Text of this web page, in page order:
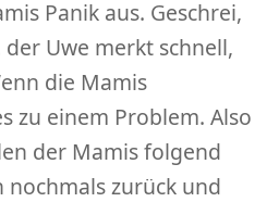
Panik aus. Geschrei,
der Uwe merkt schnell,
die Mamis
zu einem Problem. Also
der Mamis folgend
nochmals zurück und